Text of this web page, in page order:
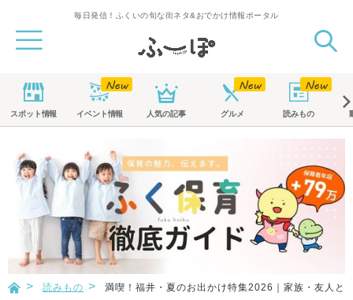
毎日発信！ふくいの旬な街ネタ&おでかけ情報ポータル
スポット情報 イベント情報 人気の記事 グルメ 読みもの
読みもの 満喫！福井・夏のお出かけ特集2026｜家族・友人と